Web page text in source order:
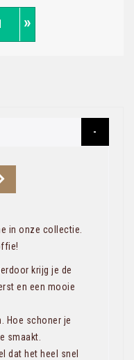
in onze collectie.
krijg je de
en een mooie
Hoe schoner je
smaakt.
dat het heel snel